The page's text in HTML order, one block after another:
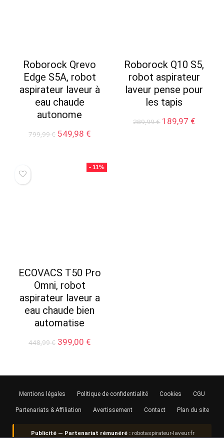
Roborock Qrevo
Edge S5A, robot
aspirateur laveur à
eau chaude
autonome
799,99€ Le
799,99 €.
549,98 €Le
est :
549,98 €.
Roborock Q10 S5,
robot aspirateur
laveur pense pour
les tapis
289,99€ Le
189,97 €Le
- 11%
ECOVACS T50 Pro
Omni, robot
aspirateur laveur a
eau chaude bien
automatise
448,99€ Le
399,00 €Le
Mentions légales Politique de confidentialité Cookies CGU
Partenariats & Affiliation Avertissement Contact Plan du site
Publicité — Partenariat rémunéré : robotaspirateur-laveur.fr